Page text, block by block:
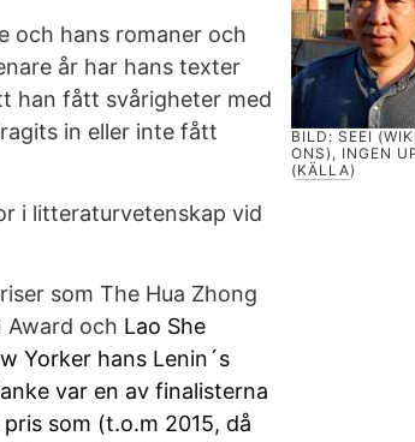
BILD: SEEI
ONS), INGEN
(KÄLLA)
och hans romaner och
år har hans texter
han fått svårigheter med
in eller inte fått
i litteraturvetenskap vid
som The Hua Zhong
Award och Lao She
Yorker hans Lenin´s
var en av finalisterna
som (t.o.m 2015, då